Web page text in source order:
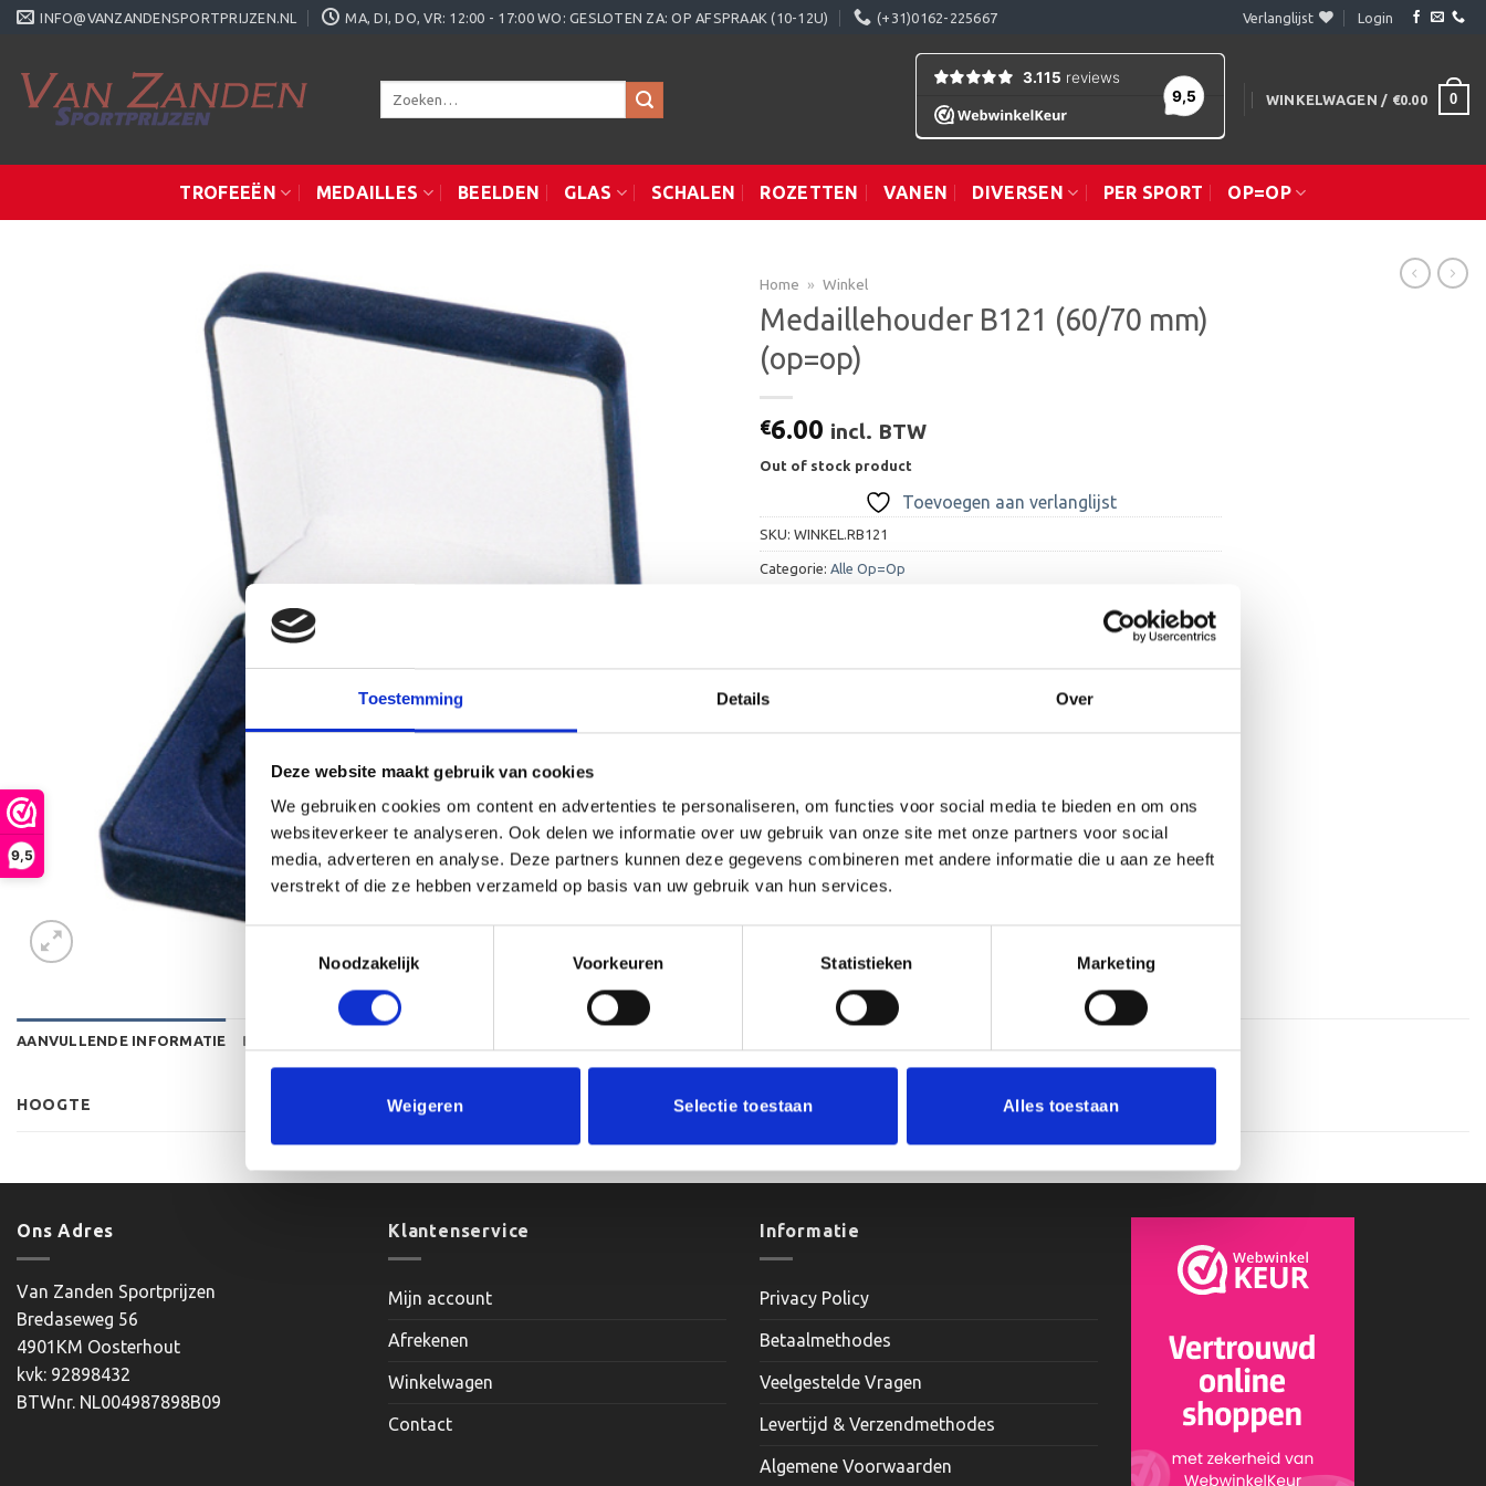
Toestemming Details Over
Deze website maakt gebruik van cookies
We gebruiken cookies om content en advertenties te personaliseren, om functies voor social media te bieden en om ons
websiteverkeer te analyseren. Ook delen we informatie over uw gebruik van onze site met onze partners voor social
media, adverteren en analyse. Deze partners kunnen deze gegevens combineren met andere informatie die u aan ze heeft
verstrekt of die ze hebben verzameld op basis van uw gebruik van hun services.
Noodzakelijk
Voorkeuren Statistieken Marketing
Weigeren Selectie toestaan Alles toestaan
9,5
Ga
INFO@VANZANDENSPORTPRIJZEN.NL MA, DI, DO, VR: 12:00 - 17:00 WO: GESLOTEN ZA: OP AFSPRAAK (10-12U) (+31)0162-225667 Verlanglijst Login
Zoeken
WINKELWAGEN / €0.00 0
TROFEEËN MEDAILLES BEELDEN GLAS SCHALEN ROZETTEN VANEN DIVERSEN PER SPORT OP=OP
Home » Winkel
Medaillehouder B121 (60/70 mm)
(op=op)
€6.00 incl. BTW
Out of stock product
Toevoegen aan verlanglijst
SKU: WINKEL.RB121
Categorie: Alle Op=Op
AANVULLENDE INFORMATIE BEOORDELINGEN (0)
HOOGTE 60/70 cm
Ons Adres
Van Zanden Sportprijzen
Bredaseweg 56
4901KM Oosterhout
kvk: 92898432
BTWnr. NL004987898B09
Klantenservice
Mijn account
Afrekenen
Winkelwagen
Contact
Informatie
Privacy Policy
Betaalmethodes
Veelgestelde Vragen
Levertijd & Verzendmethodes
Algemene Voorwaarden